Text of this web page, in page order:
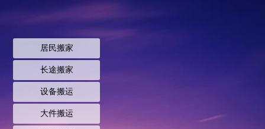
居民搬家
长途搬家
设备搬运
大件搬运